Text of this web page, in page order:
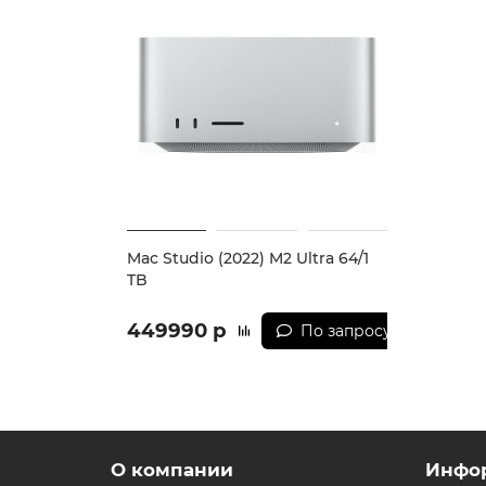
Тепловой дизайн устройства образован
4 тысяч перфораций на панелях;
Оптимизированная macOS Sonoma
Дуэт macOS Sonoma с процессорами
возможности пользователям заполучить
Mac Studio (2022) M2 Ultra 64/1
TB
449990 р По запросу
О компании